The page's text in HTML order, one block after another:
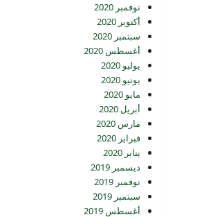
نوفمبر 2020
أكتوبر 2020
سبتمبر 2020
أغسطس 2020
يوليو 2020
يونيو 2020
مايو 2020
أبريل 2020
مارس 2020
فبراير 2020
يناير 2020
ديسمبر 2019
نوفمبر 2019
سبتمبر 2019
أغسطس 2019